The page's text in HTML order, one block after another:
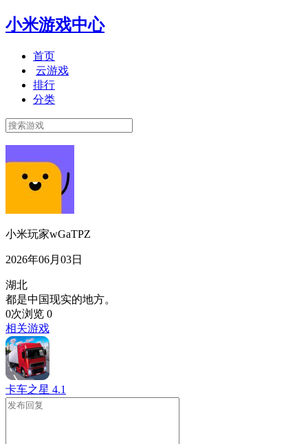
小米游戏中心
首页
云游戏
排行
分类
小米玩家wGaTPZ
2026年06月03日
湖北
都是中国现实的地方。
0次浏览 0
相关游戏
卡车之星 4.1